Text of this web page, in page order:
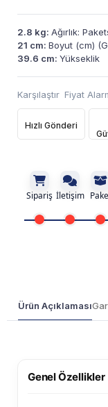
2.8 kg: Ağırlık:
21 cm: Boyut (cm)
39.6 cm: Yükseklik
Karşılaştır Fiyat
Hızlı Gönderi
Sipariş İletişim
Ürün Açıklaması
Genel Özellikler